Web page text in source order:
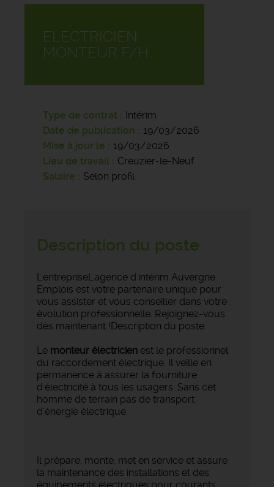
ELECTRICIEN
MONTEUR F/H
Type de contrat
Intérim
Date de publication
19/03/2026
Mise à jour le
19/03/2026
Lieu de travail
Creuzier-le-Neuf
Salaire
Selon profil
Description du poste
L'entrepriseL'agence d'intérim Auvergne
Emplois est votre partenaire unique pour
vous assister et vous conseiller dans votre
évolution professionnelle. Rejoignez-vous
dès maintenant !Description du poste
Le monteur électricien est le professionnel
du raccordement électrique. Il veille en
permanence à assurer la fourniture
d'électricité à tous les usagers. Sans cet
homme de terrain pas de transport
d'énergie électrique.
Il prépare, monte, met en service et assure
la maintenance des installations et des
équipements électriques pour courants